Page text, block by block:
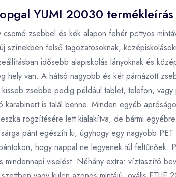
YUMI 20030 termékleírás
csomó zsebbel és kék alapon fehér pöttyös
színekben felső tagozatosoknak,
idősebb alapiskolás lányoknak és
hely van. A hátsó nagyobb és két párnázott
zsebbe pedig például tablet, telefon,
karabinert is talál benne. Minden egyéb
rögzítésére lett kialakítva, de bármi
pánt egészíti ki, úgyhogy egy nagyobb
hogy nappal ne legyenek túl
mindennapi viselést. Néhány extra: víztaszító